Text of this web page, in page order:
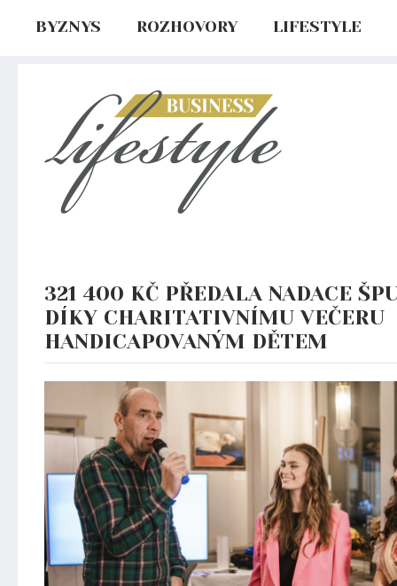
BYZNYS ROZHOVORY LIFESTYLE
321 400 KČ PŘEDALA NADACE
DÍKY CHARITATIVNÍMU VEČERU
HANDICAPOVANÝM DĚTEM